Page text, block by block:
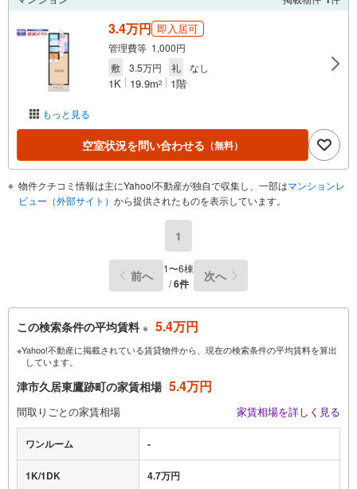
もっと見る
3.4万円 即入居可
管理費等 1,000円
敷
3.5万円 礼 なし
1K 19.9m2 1階
空室状況を問い合わせる （無料）
物件クチコミ情報は主にYahoo!不動産が独自で収集し、一部はマンションレ
ビュー（外部サイト） から提供されたものを表示しています。
1
前へ
1〜6棟
/6件 次へ
この検索条件の平均賃料 ※ 5.4万円
※Yahoo!不動産に掲載されている賃貸物件から、現在の検索条件の平均賃料を算出
しています。
津市久居東鷹跡町の家賃相場 5.4万円
間取りごとの家賃相場 家賃相場を詳しく見る
ワンルーム -
1K/1DK 4.7万円